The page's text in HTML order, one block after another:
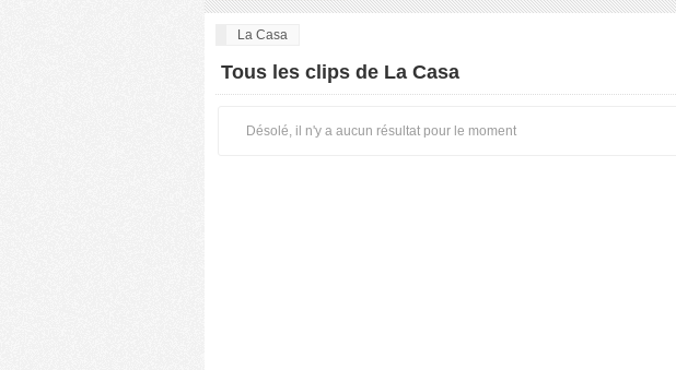
La Casa
Tous les clips de La Casa
Désolé, il n'y a aucun résultat pour le moment